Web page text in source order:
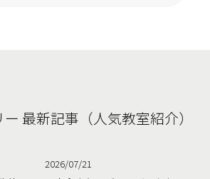
最新記事（人気教室紹介）
2026/07/21